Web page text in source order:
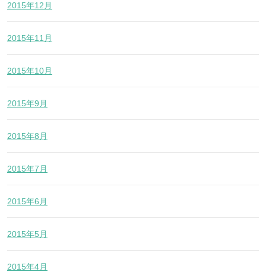
2015年12月
2015年11月
2015年10月
2015年9月
2015年8月
2015年7月
2015年6月
2015年5月
2015年4月